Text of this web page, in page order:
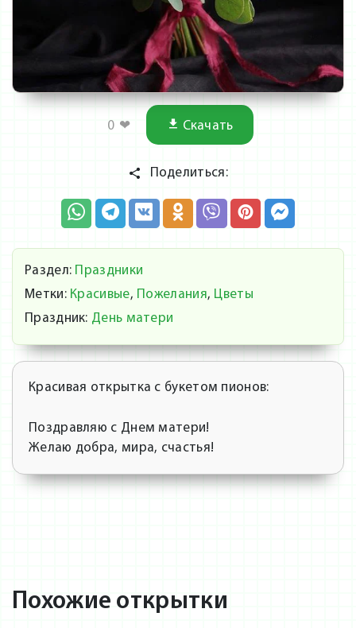
0 ❤ Скачать
Поделиться:
Раздел: Праздники
Метки: Красивые, Пожелания, Цветы
Праздник: День матери
Красивая открытка с букетом пионов:
Поздравляю с Днем матери!
Желаю добра, мира, счастья!
Похожие открытки